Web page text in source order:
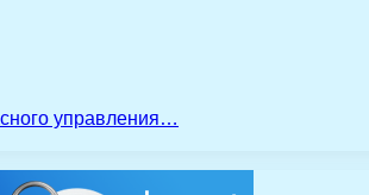
управления…